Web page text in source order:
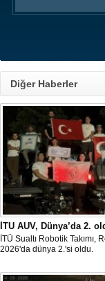
Diğer Haberler
İTU AUV, Dünya’da 2.
İTÜ Sualtı Robotik Takımı,
2026'da dünya 2.'si oldu.